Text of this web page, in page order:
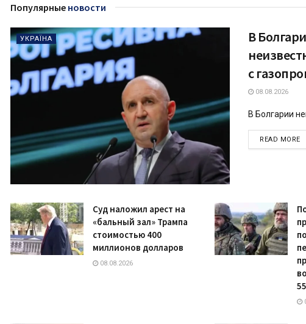
Популярные новости
УКРАЇНА
В
с
08.08.2026
В Болгарии
READ MORE
Суд наложил арест на
«бальный зал» Трампа
стоимостью 400
миллионов долларов
08.08.2026